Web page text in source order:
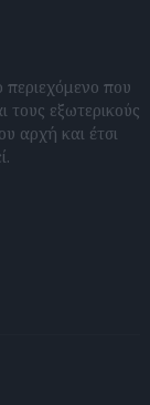
που
τους εξωτερικούς
αρχή και έτσι